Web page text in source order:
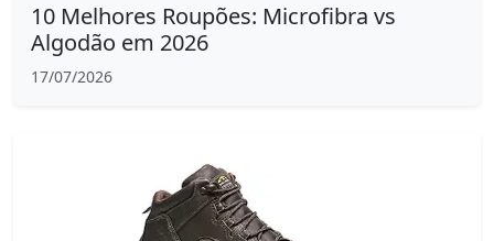
10 Melhores Roupões: Microfibra vs
Algodão em 2026
17/07/2026